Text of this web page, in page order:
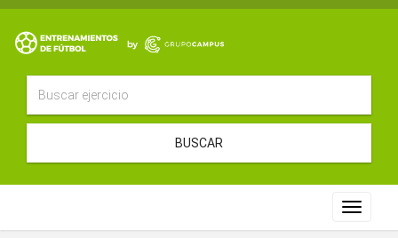
BUSCAR
Toggle